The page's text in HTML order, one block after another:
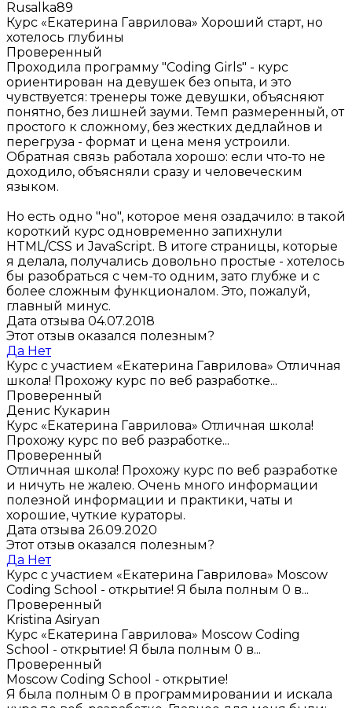
Rusalka89
Курс «Екатерина Гаврилова» Хороший старт, но
хотелось глубины
Проверенный
Проходила программу "Coding Girls" - курс
ориентирован на девушек без опыта, и это
чувствуется: тренеры тоже девушки, объясняют
понятно, без лишней зауми. Темп размеренный, от
простого к сложному, без жестких дедлайнов и
перегруза - формат и цена меня устроили.
Обратная связь работала хорошо: если что-то не
доходило, объясняли сразу и человеческим
языком.
Но есть одно "но", которое меня озадачило: в такой
короткий курс одновременно запихнули
HTML/CSS и JavaScript. В итоге страницы, которые
я делала, получались довольно простые - хотелось
бы разобраться с чем-то одним, зато глубже и с
более сложным функционалом. Это, пожалуй,
главный минус.
Дата отзыва 04.07.2018
Этот отзыв оказался полезным?
Да Нет
Курс с участием «Екатерина Гаврилова» Отличная
школа! Прохожу курс по веб разработке...
Проверенный
Денис Кукарин
Курс «Екатерина Гаврилова» Отличная школа!
Прохожу курс по веб разработке...
Проверенный
Отличная школа! Прохожу курс по веб разработке
и ничуть не жалею. Очень много информации
полезной информации и практики, чаты и
хорошие, чуткие кураторы.
Дата отзыва 26.09.2020
Этот отзыв оказался полезным?
Да Нет
Курс с участием «Екатерина Гаврилова» Moscow
Coding School - открытие! Я была полным 0 в...
Проверенный
Kristina Asiryan
Курс «Екатерина Гаврилова» Moscow Coding
School - открытие! Я была полным 0 в...
Проверенный
Moscow Coding School - открытие!
Я была полным 0 в программировании и искала